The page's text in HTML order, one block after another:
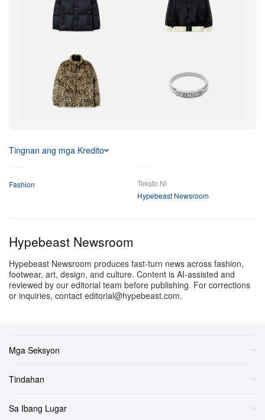
Tingnan ang mga Kredito
Fashion
Teksto Ni
Hypebeast Newsroom
Hypebeast Newsroom
Hypebeast Newsroom produces fast-turn news across fashion,
footwear, art, design, and culture. Content is AI-assisted and
reviewed by our editorial team before publishing. For corrections
or inquiries, contact editorial@hypebeast.com.
Mga Seksyon
Tindahan
Sa Ibang Lugar